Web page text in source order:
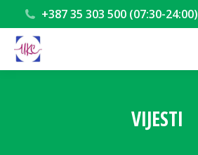
+387 35 303 500 (07:30-24:00)
VIJESTI